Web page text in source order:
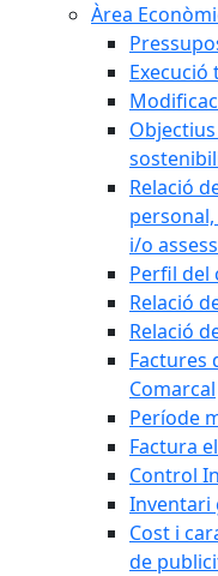
Àrea
Relació
i/o
Perfil del
Relació
Relació
Factures
Comarcal
Període
Factura
Control
Inventari
Cost i
de